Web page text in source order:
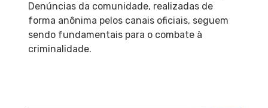
Denúncias da comunidade, realizadas de
forma anônima pelos canais oficiais, seguem
sendo fundamentais para o combate à
criminalidade.